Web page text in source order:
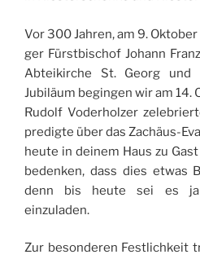
Vor 300 Jah­ren, am 9.
ger Fürst­bi­schof Johann
Abtei­kirche St. Georg und
Jubiläum begin­gen wir am 14.
Rudolf Vode­rhol­zer
pre­digte über das Zachäus-
heute in dei­nem Haus zu Gast
beden­ken, dass dies etwas
denn bis heute sei es
einzuladen.
Zur beson­de­ren Fest­li­ch­keit